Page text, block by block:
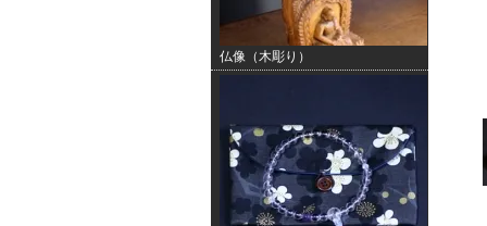
仏像（木彫り）